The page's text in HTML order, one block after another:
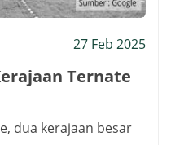
27 Feb 2025
Ternate
dua kerajaan besar